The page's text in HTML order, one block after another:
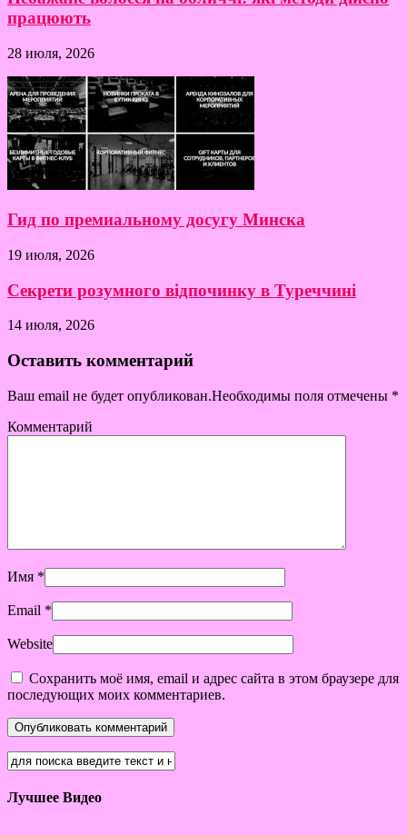
працюють
28 июля, 2026
Гид по премиальному досугу Минска
19 июля, 2026
Секрети розумного відпочинку в Туреччині
14 июля, 2026
Оставить комментарий
Ваш email не будет опубликован.Необходимы поля отмечены *
Комментарий
Имя *
Email *
Website
Сохранить моё имя, email и адрес сайта в этом браузере для
последующих моих комментариев.
Лучшее Видео